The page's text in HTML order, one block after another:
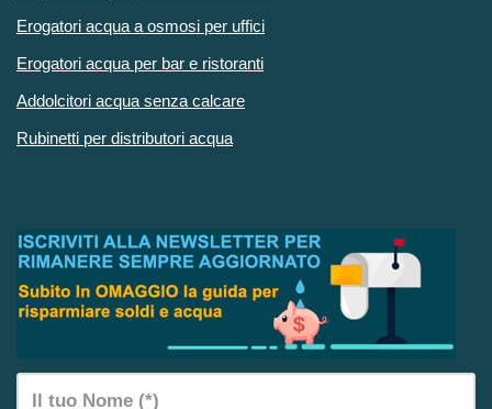
Erogatori acqua a osmosi per uffici
Erogatori acqua per bar e ristoranti
Addolcitori acqua senza calcare
Rubinetti per distributori acqua